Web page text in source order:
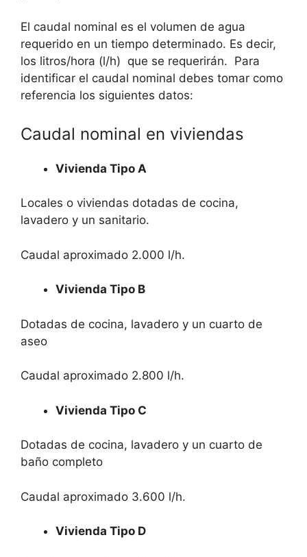
El caudal nominal es el volumen de agua
requerido en un tiempo determinado. Es decir,
los litros/hora (l/h) que se requerirán. Para
identificar el caudal nominal debes tomar como
referencia los siguientes datos:
Caudal nominal en viviendas
Vivienda Tipo A
Locales o viviendas dotadas de cocina,
lavadero y un sanitario.
Caudal aproximado 2.000 l/h.
Vivienda Tipo B
Dotadas de cocina, lavadero y un cuarto de
aseo
Caudal aproximado 2.800 l/h.
Vivienda Tipo C
Dotadas de cocina, lavadero y un cuarto de
baño completo
Caudal aproximado 3.600 l/h.
Vivienda Tipo D